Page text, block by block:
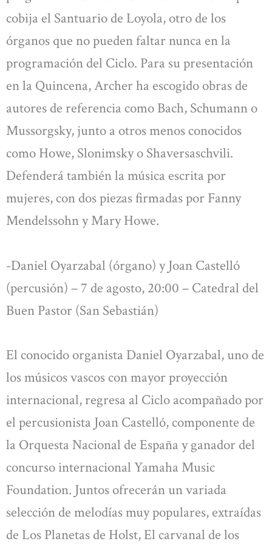
cobija el Santuario de Loyola, otro de los
órganos que no pueden faltar nunca en la
programación del Ciclo. Para su presentación
en la Quincena, Archer ha escogido obras de
autores de referencia como Bach, Schumann o
Mussorgsky, junto a otros menos conocidos
como Howe, Slonimsky o Shaversaschvili.
Defenderá también la música escrita por
mujeres, con dos piezas firmadas por Fanny
Mendelssohn y Mary Howe.
-Daniel Oyarzabal (órgano) y Joan Castelló
(percusión) – 7 de agosto, 20:00 – Catedral del
Buen Pastor (San Sebastián)
El conocido organista Daniel Oyarzabal, uno de
los músicos vascos con mayor proyección
internacional, regresa al Ciclo acompañado por
el percusionista Joan Castelló, componente de
la Orquesta Nacional de España y ganador del
concurso internacional Yamaha Music
Foundation. Juntos ofrecerán un variada
selección de melodías muy populares, extraídas
de Los Planetas de Holst, El carvanal de los